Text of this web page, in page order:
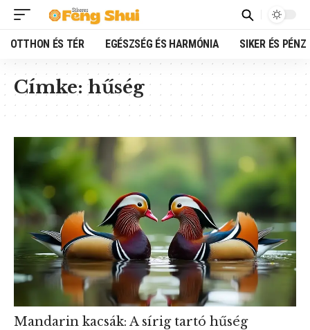
OTTHON ÉS TÉR EGÉSZSÉG ÉS HARMÓNIA SIKER ÉS PÉNZ
Címke:hűség
Mandarin kacsák: A sírig tartó hűség